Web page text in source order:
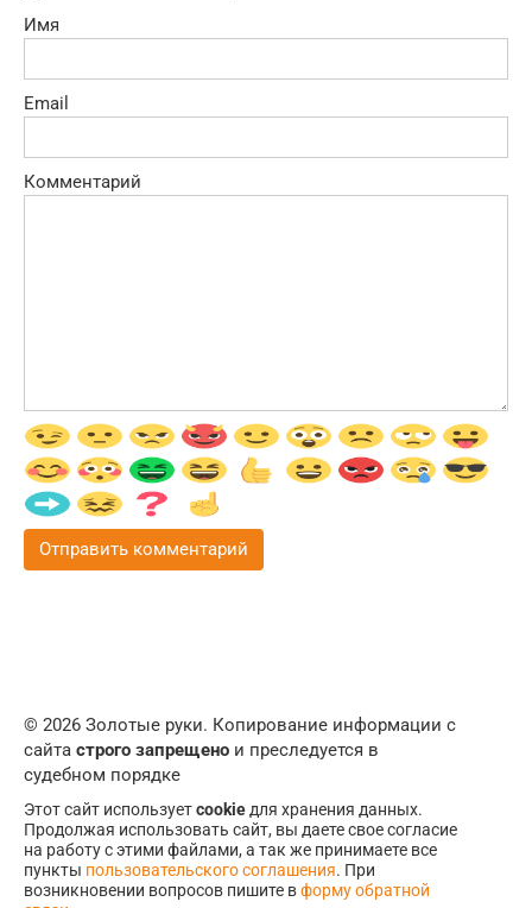
Имя
Email
Комментарий
© 2026 Золотые руки. Копирование информации с
сайта строго запрещено и преследуется в
судебном порядке
Этот сайт используетcookieдля хранения данных.
Продолжая использовать сайт, вы даете свое согласие
на работу с этими файлами, а так же принимаете все
пункты пользовательского соглашения. При
возникновении вопросов пишите вформу обратной